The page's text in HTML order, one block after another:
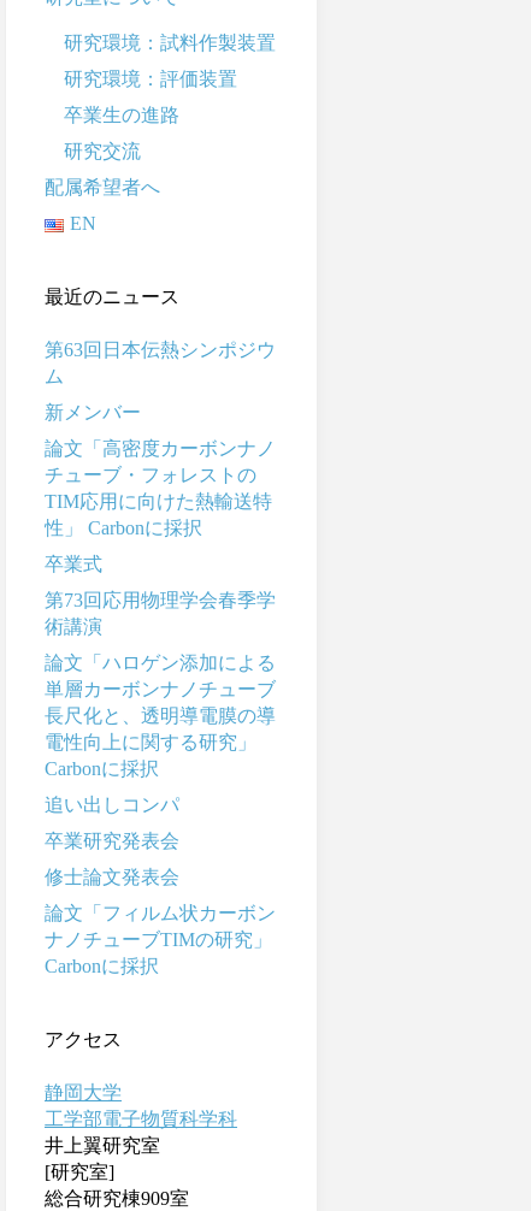
研究環境：試料作製装置
研究環境：評価装置
卒業生の進路
研究交流
配属希望者へ
EN
最近のニュース
第63回日本伝熱シンポジウ
ム
新メンバー
論文「高密度カーボンナノ
チューブ・フォレストの
TIM応用に向けた熱輸送特
性」 Carbonに採択
卒業式
第73回応用物理学会春季学
術講演
論文「ハロゲン添加による
単層カーボンナノチューブ
長尺化と、透明導電膜の導
電性向上に関する研究」
Carbonに採択
追い出しコンパ
卒業研究発表会
修士論文発表会
論文「フィルム状カーボン
ナノチューブTIMの研究」
Carbonに採択
アクセス
静岡大学
工学部電子物質科学科
井上翼研究室
[研究室]
総合研究棟909室